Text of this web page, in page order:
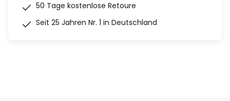
50 Tage kostenlose Retoure
Seit 25 Jahren Nr. 1 in Deutschland